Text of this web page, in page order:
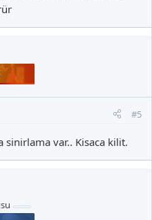
#5
sinirlama var.. Kisaca kilit.